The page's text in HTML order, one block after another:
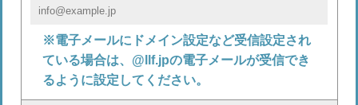
※電子メールにドメイン設定など受信設定され
ている場合は、@llf.jpの電子メールが受信でき
るように設定してください。